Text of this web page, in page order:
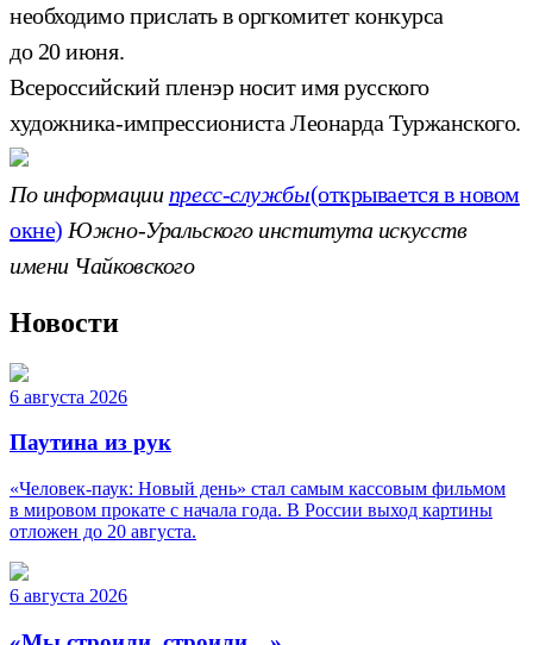
необходимо прислать в оргкомитет конкурса
до 20 июня.
Всероссийский пленэр носит имя русского
художника-импрессиониста Леонарда Туржанского.
По информации пресс-службы(открывается в новом
окне) Южно-Уральского института искусств
имени Чайковского
Новости
6 августа 2026
Паутина из рук
«Человек-паук: Новый день» стал самым кассовым фильмом
в мировом прокате с начала года. В России выход картины
отложен до 20 августа.
6 августа 2026